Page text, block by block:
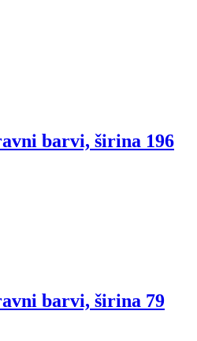
barvi, širina 196
barvi, širina 79